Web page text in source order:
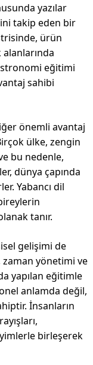
yazılar
takip eden bir
ürün
eğitimi
sahibi
önemli avantaj
ülke, zengin
bu nedenle,
dünya çapında
Yabancı dil
tanır.
gelişimi de
zaman yönetimi ve
yapılan eğitimle
anlamda değil,
İnsanların
birleşerek